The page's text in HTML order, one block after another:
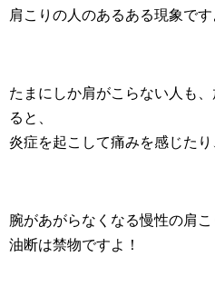
肩こりの人のあるある現象です
たまにしか肩がこらない人も
ると、
炎症を起こして痛みを感じたり
腕があがらなくなる慢性の肩こ
油断は禁物ですよ！